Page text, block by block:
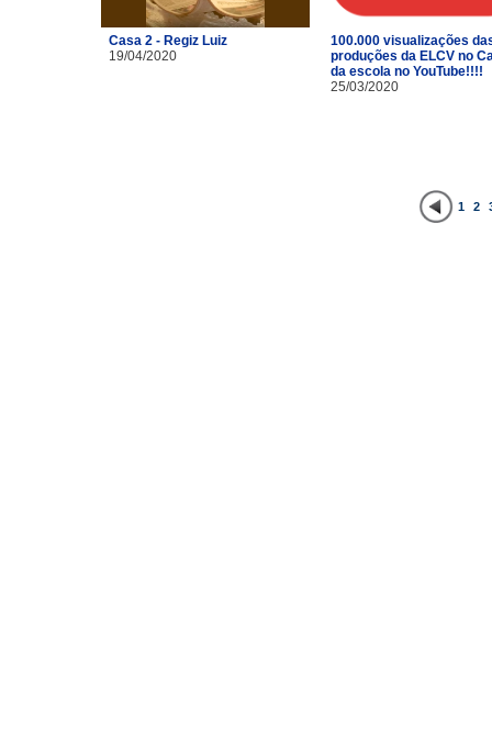
Casa 2 - Regiz Luiz
19/04/2020
100.000 visualizações
produções da ELCV no
da escola no YouTube!!!!
25/03/2020
1 2